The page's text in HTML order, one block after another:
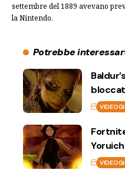
settembre del 1889 avevano
la Nintendo.
Potrebbe